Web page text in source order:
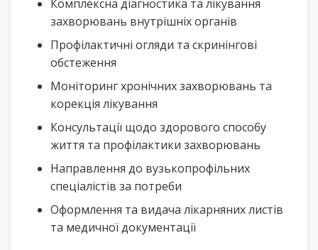
Комплексна діагностика та лікування
захворювань внутрішніх органів
Профілактичні огляди та скринінгові
обстеження
Моніторинг хронічних захворювань та
корекція лікування
Консультації щодо здорового способу
життя та профілактики захворювань
Направлення до вузькопрофільних
спеціалістів за потреби
Оформлення та видача лікарняних листів
та медичної документації